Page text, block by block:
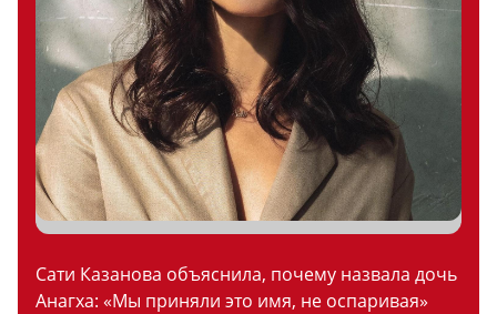
Сати Казанова объяснила, почему назвала дочь
Анагха: «Мы приняли это имя, не оспаривая»